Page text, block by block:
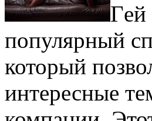
Гeй
популярный
который
интересные